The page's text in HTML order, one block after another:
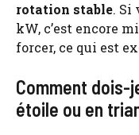
rotation stable. Si
kW, c’est encore
forcer, ce qui est
Comment dois-
étoile ou en